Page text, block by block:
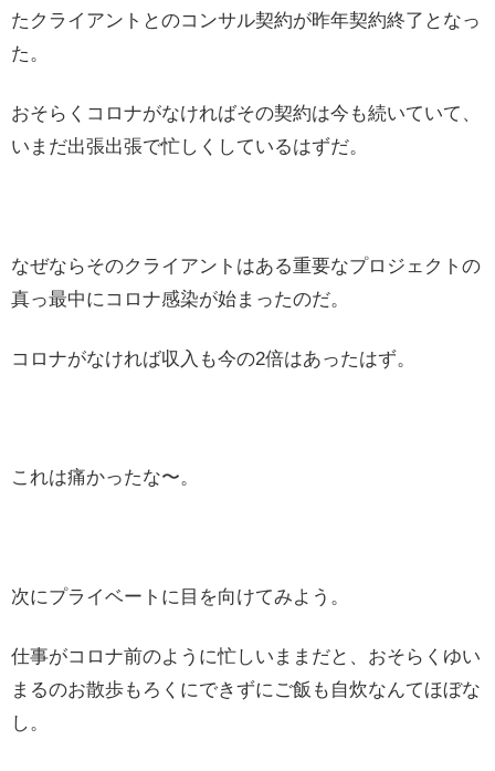
たクライアントとのコンサル契約が昨年契約終了となっ
た。
おそらくコロナがなければその契約は今も続いていて、
いまだ出張出張で忙しくしているはずだ。
なぜならそのクライアントはある重要なプロジェクトの
真っ最中にコロナ感染が始まったのだ。
コロナがなければ収入も今の2倍はあったはず。
これは痛かったな〜。
次にプライベートに目を向けてみよう。
仕事がコロナ前のように忙しいままだと、おそらくゆい
まるのお散歩もろくにできずにご飯も自炊なんてほぼな
し。